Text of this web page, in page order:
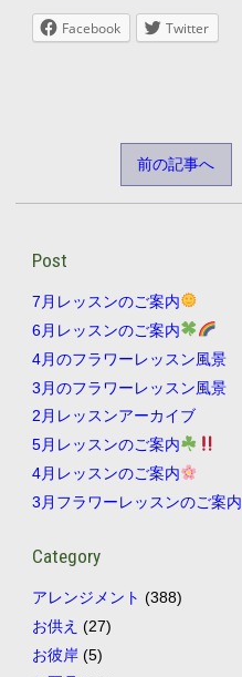
Facebook Twitter
前の記事へ
Post
7月レッスンのご案内
6月レッスンのご案内
4月のフラワーレッスン風景
3月のフラワーレッスン風景
2月レッスンアーカイブ
5月レッスンのご案内
4月レッスンのご案内
3月フラワーレッスンのご案内
Category
アレンジメント (388)
お供え (27)
お彼岸(5)